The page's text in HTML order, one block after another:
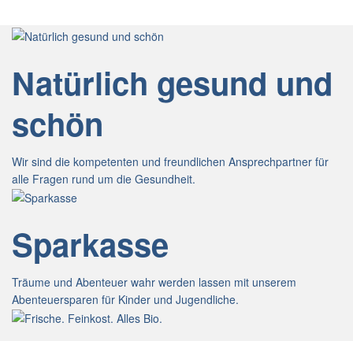
Natürlich gesund und
schön
Wir sind die kompetenten und freundlichen Ansprechpartner für
alle Fragen rund um die Gesundheit.
Sparkasse
Träume und Abenteuer wahr werden lassen mit unserem
Abenteuersparen für Kinder und Jugendliche.